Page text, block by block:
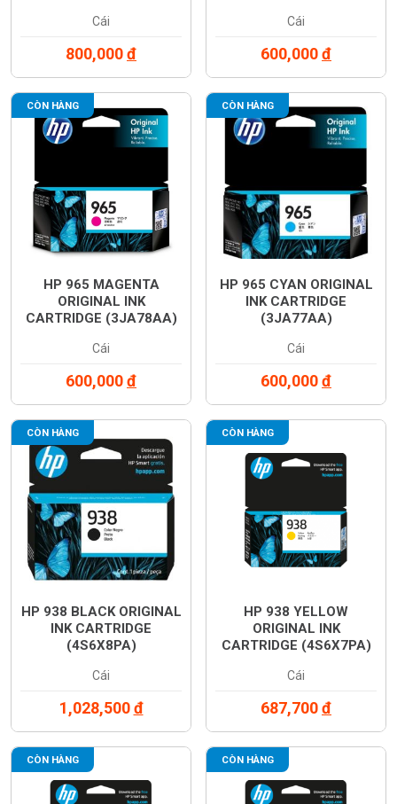
Cái
800,000đ
Cái
600,000đ
CÒN HÀNG
HP 965 MAGENTA
ORIGINAL INK
CARTRIDGE (3JA78AA)
Cái
600,000đ
CÒN HÀNG
HP 965 CYAN ORIGINAL
INK CARTRIDGE
(3JA77AA)
Cái
600,000đ
CÒN HÀNG
HP 938 BLACK ORIGINAL
INK CARTRIDGE
(4S6X8PA)
Cái
1,028,500đ
CÒN HÀNG
HP 938 YELLOW
ORIGINAL INK
CARTRIDGE (4S6X7PA)
Cái
687,700đ
CÒN HÀNG CÒN HÀNG